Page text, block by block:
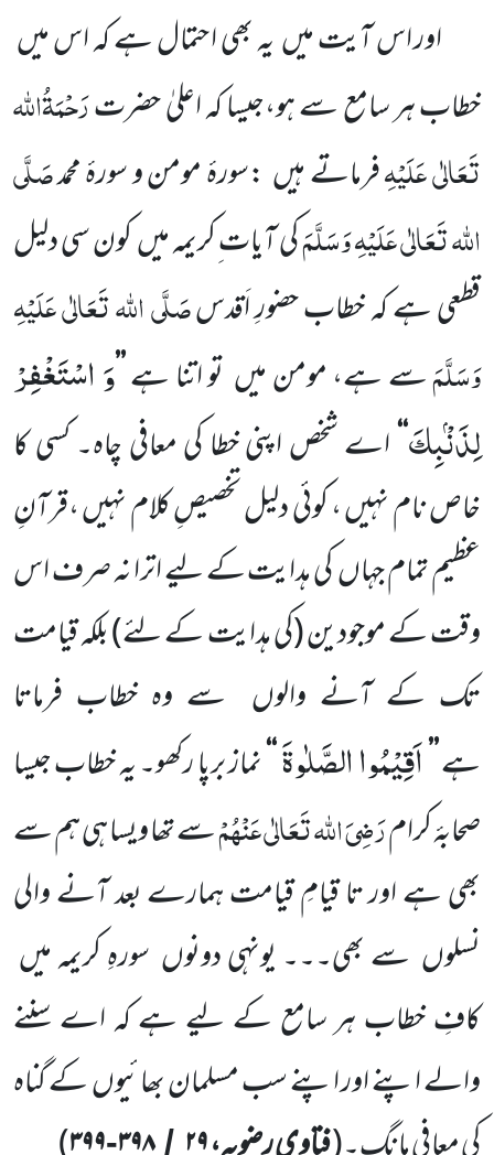
اور اس آیت میں یہ بھی احتمال ہے کہ اس میں
خطاب ہر سامع سے ہو،جیسا کہ اعلیٰ حضرترَحْمَۃُاللہ
تَعَالٰی عَلَیْہِفرماتے ہیں :سورۂ مومن و سورۂ محمدصَلَّی
اللہ تَعَالٰی عَلَیْہِ وَسَلَّمَکی آیات ِکریمہ میں کون سی دلیل
قطعی ہے کہ خطاب حضورِاَقدسصَلَّی اللہ تَعَالٰی عَلَیْہِ
وَسَلَّمَسے ہے، مومن میں تو اتنا ہے’’وَ اسْتَغْفِرْ
لِذَنْۢبِكَ‘‘اے شخص اپنی خطا کی معافی چاہ۔ کسی کا
خاص نام نہیں ، کوئی دلیل تخصیصِ کلام نہیں ،قرآنِ
عظیم تمام جہاں کی ہدایت کے لیے اترا نہ صرف اس
وقت کے موجودین(کی ہدایت کے لئے)بلکہ قیامت
تک کے آنے والوں سے وہ خطاب فرماتا
ہے’’اَقِیْمُوا الصَّلٰوةَ‘‘نماز برپا رکھو۔ یہ خطاب جیسا
صحابۂ کرامرَضِیَ اللہ تَعَالٰی عَنْہُمْسے تھا ویسا ہی ہم سے
بھی ہے اور تا قیامِ قیامت ہمارے بعد آنےوالی
نسلوں سے بھی۔۔۔ یونہی دونوں سورہِ کریمہ میں
کافِ خطاب ہر سامع کے لیے ہے کہ اے سننے
والے اپنے اور اپنے سب مسلمان بھائیوں کے گناہ
/
-